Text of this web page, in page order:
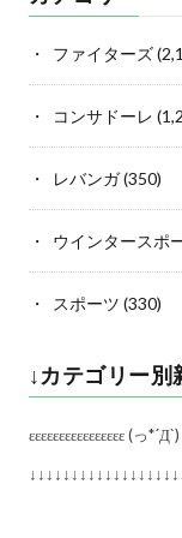
ファイターズ
コンサドーレ
レバンガ(350)
ウインタースポ
スポーツ (330)
↓カテゴリー別
εεεεεεεεεεεεεεεε (っ